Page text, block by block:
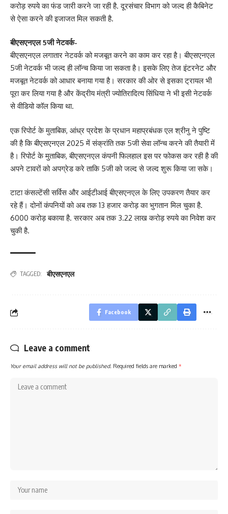
करोड़ रुपये का फंड जारी करने जा रही है. दूरसंचार विभाग को जल्द ही कैबिनेट
से ऐसा करने की इजाजत मिल सकती है.
बीएसएनएल 5जी नेटवर्क-
बीएसएनएल लगातार नेटवर्क को मजबूत करने का काम कर रहा है। बीएसएनएल
5जी नेटवर्क भी जल्द ही लॉन्च किया जा सकता है। इसके लिए तेज इंटरनेट और
मजबूत नेटवर्क को आधार बनाया गया है। सरकार की ओर से इसका ट्रायल भी
पूरा कर लिया गया है और केंद्रीय मंत्री ज्‍योतिरादित्‍य सिंधिया ने भी इसी नेटवर्क
से वीडियो कॉल किया था.
एक रिपोर्ट के मुताबिक, आंध्र प्रदेश के प्रधान महाप्रबंधक एल श्रीनु ने पुष्टि
की है कि बीएसएनएल 2025 में संक्रांति तक 5जी सेवा लॉन्च करने की तैयारी में
है। रिपोर्ट के मुताबिक, बीएसएनएल कंपनी फिलहाल इस पर फोकस कर रही है की
अपने टावरों को अपग्रेड करे ताकि 5जी को जल्द से जल्द शुरू किया जा सके।
टाटा कंसल्टेंसी सर्विस और आईटीआई बीएसएनएल के लिए उपकरण तैयार कर
रहे हैं। दोनों कंपनियों को अब तक 13 हजार करोड़ का भुगतान मिल चुका है.
6000 करोड़ बकाया है. सरकार अब तक 3.22 लाख करोड़ रुपये का निवेश कर
चुकी है.
TAGGED: बीएसएनएल
Facebook
Leave a comment
Your email address will not be published. Required fields are marked *